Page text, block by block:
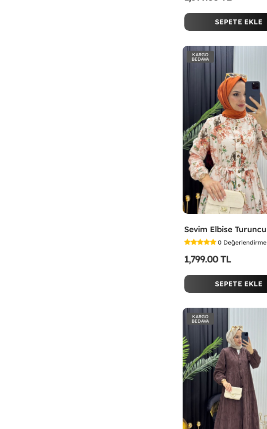
SEPETE EKLE
KARGO
BEDAVA
0 Değerlendirme
1,799.00 TL
SEPETE EKLE
KARGO
BEDAVA